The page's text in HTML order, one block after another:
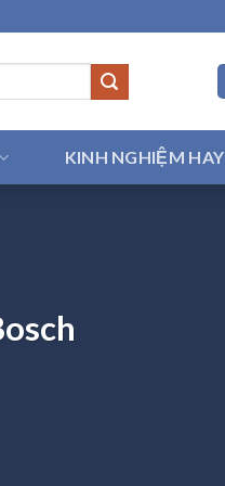
KINH NGHIỆM HAY